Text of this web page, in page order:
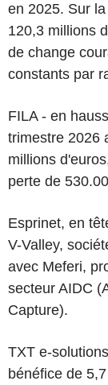
en 2025. Sur
120,3 millions
de change
constants par
FILA - en
trimestre 2026
millions
perte de
Esprinet, en
V-Valley,
avec Meferi,
secteur AIDC
Capture).
TXT e-
bénéfice de